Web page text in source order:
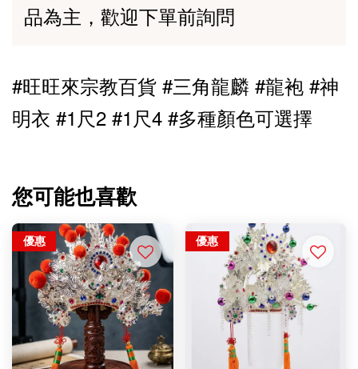
#旺旺來宗教百貨 #三角龍麟 #龍袍 #神
明衣 #1尺2 #1尺4 #多種顏色可選擇
您可能也喜歡
優惠 優惠